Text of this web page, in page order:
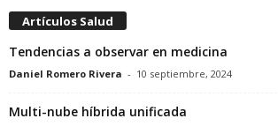
Artículos Salud
Tendencias a observar en medicina
Daniel Romero Rivera - 10 septiembre, 2024
Multi-nube híbrida unificada